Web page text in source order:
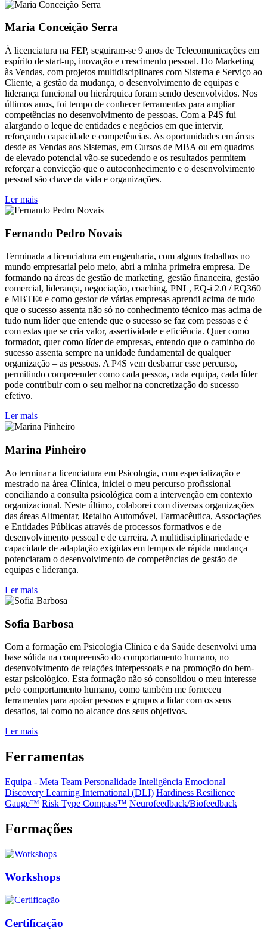
Maria Conceição Serra
À licenciatura na FEP, seguiram-se 9 anos de Telecomunicações em
espírito de start-up, inovação e crescimento pessoal. Do Marketing
às Vendas, com projetos multidisciplinares com Sistema e Serviço ao
Cliente, a gestão da mudança, o desenvolvimento de equipas e
liderança funcional ou hierárquica foram sendo desenvolvidos. Nos
últimos anos, foi tempo de conhecer ferramentas para ampliar
competências no desenvolvimento de pessoas. Com a P4S fui
alargando o leque de entidades e negócios em que intervir,
reforçando capacidade e competências. As oportunidades em áreas
desde as Vendas aos Sistemas, em Cursos de MBA ou em quadros
de elevado potencial vão-se sucedendo e os resultados permitem
reforçar a convicção que o autoconhecimento e o desenvolvimento
pessoal são chave da vida e organizações.
Ler mais
Fernando Pedro Novais
Terminada a licenciatura em engenharia, com alguns trabalhos no
mundo empresarial pelo meio, abri a minha primeira empresa. De
formando na áreas de gestão de marketing, gestão financeira, gestão
comercial, liderança, negociação, coaching, PNL, EQ-i 2.0 / EQ360
e MBTI® e como gestor de várias empresas aprendi acima de tudo
que o sucesso assenta não só no conhecimento técnico mas acima de
tudo num líder que entende que o sucesso se faz com pessoas e é
com estas que se cria valor, assertividade e eficiência. Quer como
formador, quer como líder de empresas, entendo que o caminho do
sucesso assenta sempre na unidade fundamental de qualquer
organização – as pessoas. A P4S vem desbarrar esse percurso,
permitindo compreender como cada pessoa, cada equipa, cada líder
pode contribuir com o seu melhor na concretização do sucesso
efetivo.
Ler mais
Marina Pinheiro
Ao terminar a licenciatura em Psicologia, com especialização e
mestrado na área Clínica, iniciei o meu percurso profissional
conciliando a consulta psicológica com a intervenção em contexto
organizacional. Neste último, colaborei com diversas organizações
das áreas Alimentar, Retalho Automóvel, Farmacêutica, Associações
e Entidades Públicas através de processos formativos e de
desenvolvimento pessoal e de carreira. A multidisciplinariedade e
capacidade de adaptação exigidas em tempos de rápida mudança
potenciaram o desenvolvimento de competências de gestão de
equipas e liderança.
Ler mais
Sofia Barbosa
Com a formação em Psicologia Clínica e da Saúde desenvolvi uma
base sólida na compreensão do comportamento humano, no
desenvolvimento de relações interpessoais e na promoção do bem-
estar psicológico. Esta formação não só consolidou o meu interesse
pelo comportamento humano, como também me forneceu
ferramentas para apoiar pessoas e grupos a lidar com os seus
desafios, tal como no alcance dos seus objetivos.
Ler mais
Ferramentas
Equipa - Meta Team Personalidade Inteligência Emocional
Discovery Learning International (DLI) Hardiness Resilience
Gauge™️ Risk Type Compass™️ Neurofeedback/Biofeedback
Formações
Workshops
Certificação